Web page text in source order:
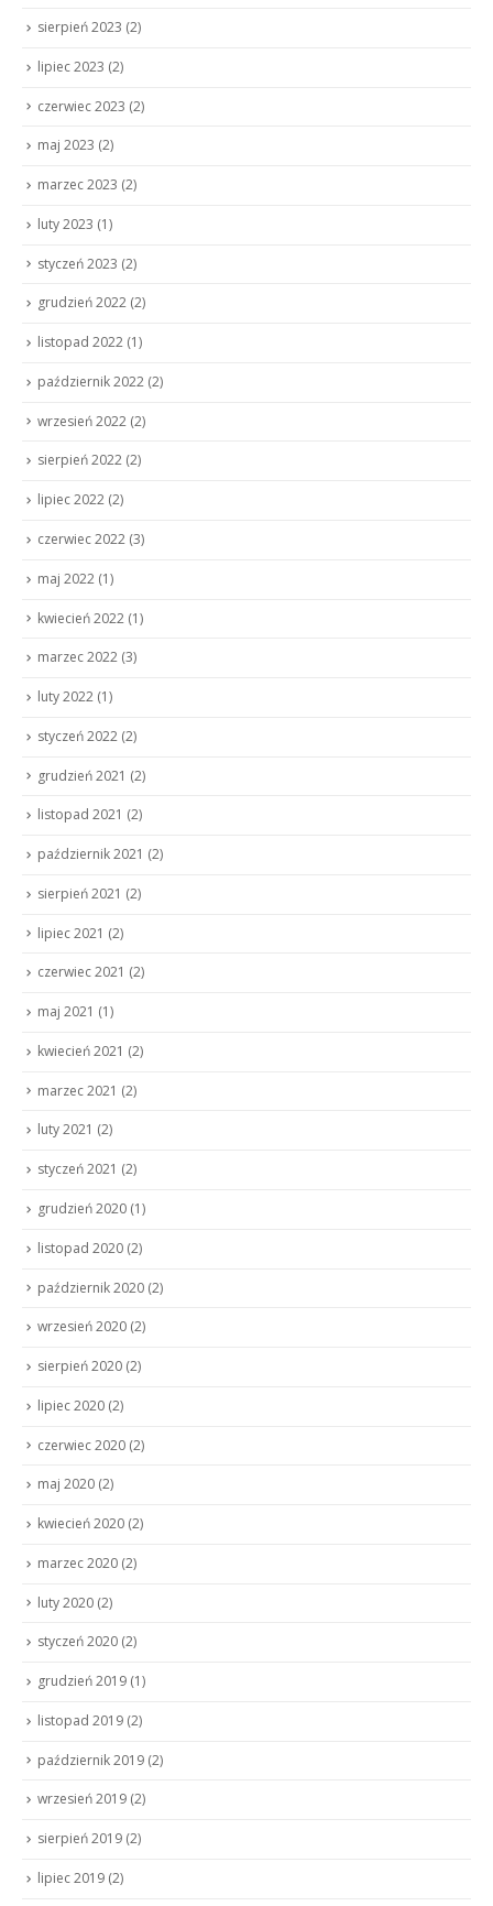
sierpień 2023 (2)
lipiec 2023 (2)
czerwiec 2023 (2)
maj 2023 (2)
marzec 2023 (2)
luty 2023 (1)
styczeń 2023 (2)
grudzień 2022 (2)
listopad 2022 (1)
październik 2022 (2)
wrzesień 2022 (2)
sierpień 2022 (2)
lipiec 2022 (2)
czerwiec 2022 (3)
maj 2022 (1)
kwiecień 2022 (1)
marzec 2022 (3)
luty 2022 (1)
styczeń 2022 (2)
grudzień 2021 (2)
listopad 2021 (2)
październik 2021 (2)
sierpień 2021 (2)
lipiec 2021 (2)
czerwiec 2021 (2)
maj 2021 (1)
kwiecień 2021 (2)
marzec 2021 (2)
luty 2021 (2)
styczeń 2021 (2)
grudzień 2020 (1)
listopad 2020 (2)
październik 2020 (2)
wrzesień 2020 (2)
sierpień 2020 (2)
lipiec 2020 (2)
czerwiec 2020 (2)
maj 2020 (2)
kwiecień 2020 (2)
marzec 2020 (2)
luty 2020 (2)
styczeń 2020 (2)
grudzień 2019 (1)
listopad 2019 (2)
październik 2019 (2)
wrzesień 2019 (2)
sierpień 2019 (2)
lipiec 2019 (2)